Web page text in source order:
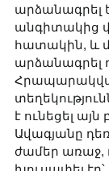
արձանագրել
անգիտակից
հատակին, և
արձանագրել
է ունեցել
Ավագյանը
ժամեր